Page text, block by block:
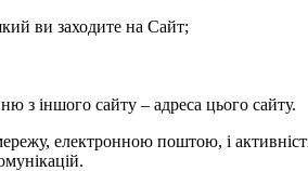
ви заходите на Сайт;
іншого сайту – адреса цього сайту.
електронною поштою, і